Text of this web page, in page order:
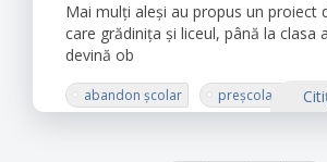
Mai mulți aleși au propus un proiect
care grădinița și liceul, până la clasa
devină ob
abandon școlar preșcolar